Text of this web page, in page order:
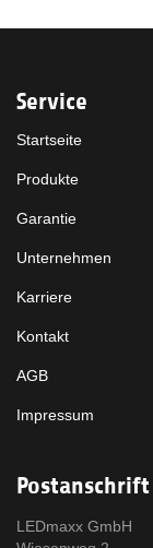
Service
Startseite
Produkte
Garantie
Unternehmen
Karriere
Kontakt
AGB
Impressum
Postanschrift
LEDmaxx GmbH